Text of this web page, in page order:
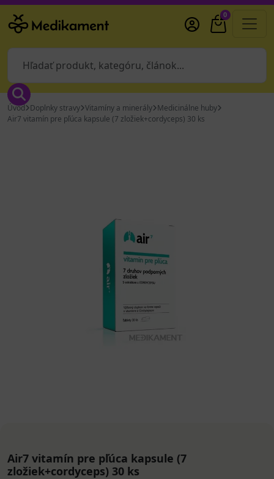
0
Úvod Doplnky stravy Vitamíny a minerály Medicinálne huby
Air7 vitamín pre pľúca kapsule (7 zložiek+cordyceps) 30 ks
Air7 vitamín pre pľúca kapsule (7
zložiek+cordyceps) 30 ks